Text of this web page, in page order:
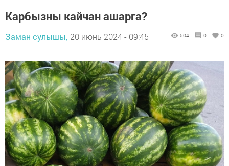
Карбызны кайчан ашарга?
Заман сулышы, 20 июнь 2024 - 09:45 504 0 0